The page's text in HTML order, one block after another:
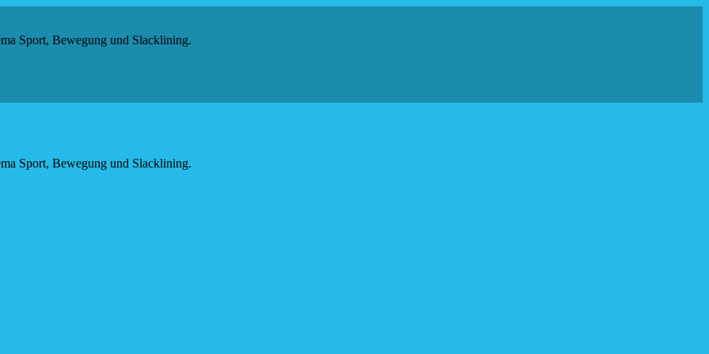
Sport, Bewegung und Slacklining.
Sport, Bewegung und Slacklining.